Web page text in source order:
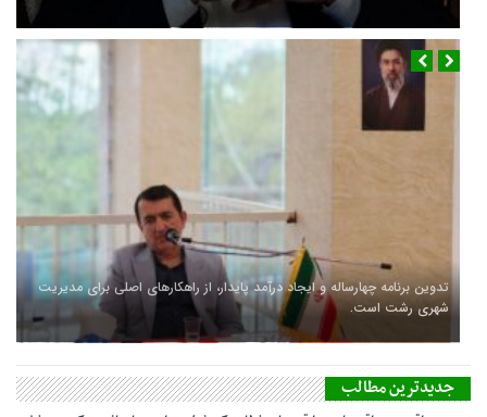
تدوین برنامه چهارساله و ایجاد درآمد پایدار، از راهکارهای اصلی برای مدیریت
شهری رشت است.
جدیدترین مطالب